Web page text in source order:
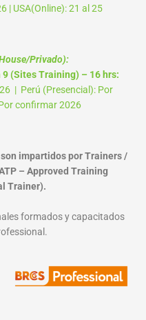
| USA(Online): 21 al 25
Privado):
(Sites Training) – 16 hrs:
| Perú (Presencial): Por
confirmar 2026
impartidos por Trainers /
– Approved Training
Trainer).
formados y capacitados